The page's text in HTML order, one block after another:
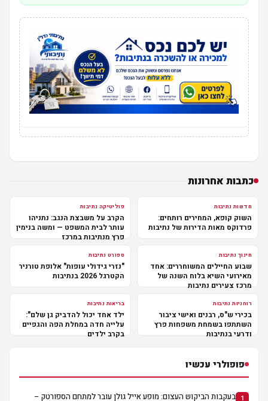
כתבות אחרונות
חדשות נתיבות
השוק קופא, המחירים רותחים:
פרדוקס מאות הדירות של נתיבות
פוליטיקה נתיבות
הקרב על משבצת הנגב: נתניהו
עותר לבית המשפט — ומשה בנימין
פרץ מנתיבות במרכז
חינוך נתיבות
שבוע החיילים המשוחררים: אחד
מאירועי השיא בלוח השנה של
מרכז צעירים נתיבות
ספורט נתיבות
"נזרי גידולי עופות" אלופת טורניר
הקטרגל 2026 בנתיבות
רוחניות נתיבות
בכירי ש"ס, רבנים ואישי ציבור
השתתפו בשמחת משפחות פרץ
ודרעי בנתיבות
בריאות נתיבות
ילד אחד יכול להדביק גן שלם":
עלייה חדה במחלת הפה והגפיים
בקרב ילדים
פופולרי עכשיו
1 בעקבות הביקוש העצום: מופע אייל גולן עובר למתחם הספורטק –